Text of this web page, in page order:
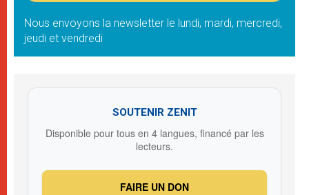
Nous envoyons la newsletter le lundi, mardi, mercredi,
jeudi et vendredi
SOUTENIR ZENIT
Disponible pour tous en 4 langues, financé par les
lecteurs.
FAIRE UN DON